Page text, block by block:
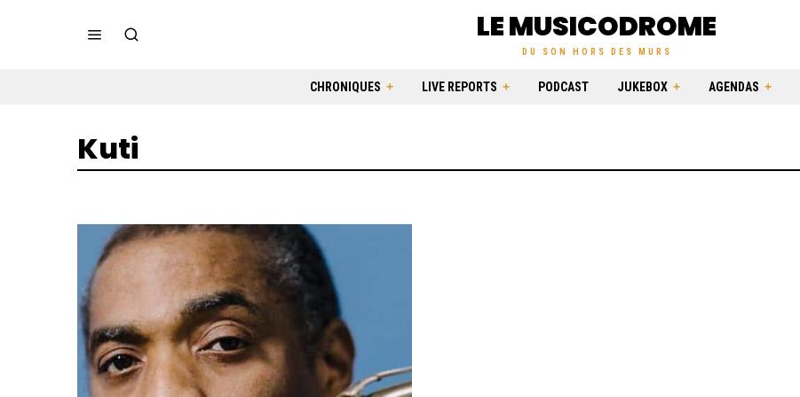
LE MUSICODROME
DU SON HORS DES MURS
CHRONIQUES LIVE REPORTS PODCAST JUKEBOX AGENDAS
Kuti